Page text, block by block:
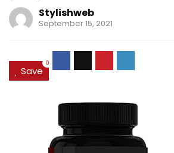
Stylishweb
September 15, 2021
Save
0